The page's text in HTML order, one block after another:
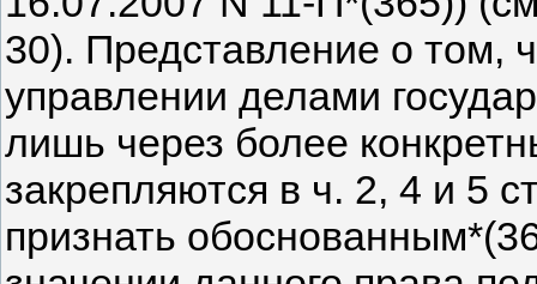
30). Представление о том,
управлении делами
лишь через более
закрепляются в ч. 2, 4 и 5
признать